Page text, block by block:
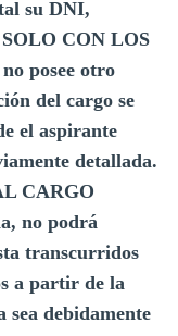
su DNI,
CON LOS
posee otro
del cargo se
el aspirante
detallada.
CARGO
, no podrá
transcurridos
a partir de la
sea debidamente